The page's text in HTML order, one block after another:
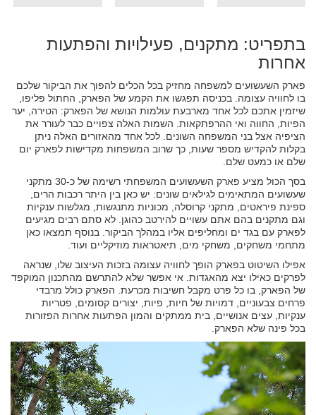
בתפריט: מתקנים, פעילויות והפתעות
אחרות
פארק השעשועים למשפחה מחזיק בכל הכלים להפוך את הביקור שלכם
בו לחוויה עצומה. בכניסה תפגשו את הקמע של הפארק, החתול פליפו,
שיזמין אתכם לכל אחד מארבעת עולמות הנושא של הפארק: הטירה, יער
הפיות, החווה ואי ההרפתקאות. השמות האלה צפויים כבר לעורר את
הציפיה אצל בני המשפחה השונים. לכל אחד מהאזורים האלה ניתן
בקלות להקדיש מספר שעות, כך שרוב המשפחות מקדישות לפארק יום
שלם או כמעט שלם.
בסך הכול מציע פארק השעשועים המשפחתי רשימה של כ-30 מתקני
שעשועים המתאימים לגילאים שונים: יש כאן בין היתר רכבות הרים,
ספינת פיראטים, מתקני קרוסלה, מכוניות מתנגשות, מגלשות ענקיות
וגם מתקנים בהם אתם עשויים להירטב כהוגן. לא סתם רבים מגיעים
לפארק עם בגד ים ומחליפים אליו במהלך הביקור. בנוסף תמצאו כאן
מתחמי משחקים, משחקי מים, תיאטראות מוזיקליים ועוד.
אפילו השיטוט בפארק הופך לחוויה עצומה בזכות העיצוב שלו, שנראה
לפרקים כאילו יצא מהאגדות. אי אפשר שלא להתרשם מהתכנון המוקפד
של הפארק, בו כל פרט מקבל חשיבות מכרעת. הפארק כולל מרבדי
פרחים צבעוניים, דמויות של חיות, פיות, יצורים קסומים, פטריות
ענקיות, עצים אנושיים, בית ממתקים והמון הפתעות אחרות הפזורות
בכל פינה שלא הפארק.